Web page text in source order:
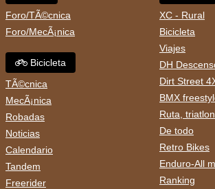
Foro/TÃ©cnica
Foro/MecÃ¡nica
Bicicleta
TÃ©cnica
MecÃ¡nica
Robadas
Noticias
Calendario
Tandem
Freerider
XC - Rural
Bicicleta
Viajes
DH
Dirt Street
BMX
Ruta, triatlon
De todo
Retro Bikes
Enduro-All
Ranking